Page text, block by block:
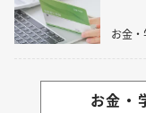
お金
お金・